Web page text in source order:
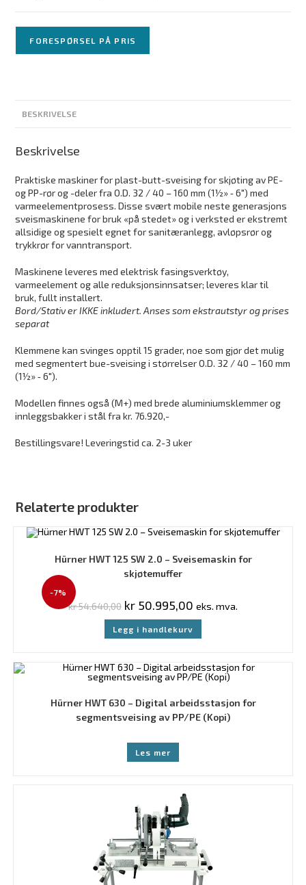
FORESPØRSEL PÅ PRIS
BESKRIVELSE
Beskrivelse
Praktiske maskiner for plast-butt-sveising for skjøting av PE-
og PP-rør og -deler fra O.D. 32 / 40 – 160 mm (1½» ‑ 6″) med
varmeelementprosess. Disse svært mobile neste generasjons
sveismaskinene for bruk «på stedet» og i verksted er ekstremt
allsidige og spesielt egnet for sanitæranlegg, avløpsrør og
trykkrør for vanntransport.
Maskinene leveres med elektrisk fasingsverktøy,
varmeelement og alle reduksjonsinnsatser; leveres klar til
bruk, fullt installert.
Bord/Stativ er IKKE inkludert. Anses som ekstrautstyr og prises
separat
Klemmene kan svinges opptil 15 grader, noe som gjør det mulig
med segmentert bue-sveising i størrelser O.D. 32 / 40 – 160 mm
(1½» ‑ 6″).
Modellen finnes også (M+) med brede aluminiumsklemmer og
innleggsbakker i stål fra kr. 76.920,-
Bestillingsvare! Leveringstid ca. 2-3 uker
Relaterte produkter
-7%
Hürner HWT 125 SW 2.0 – Sveisemaskin for
skjøtemuffer
kr54.640,00 kr 50.995,00 eks. mva.
Legg i handlekurv
Hürner HWT 630 – Digital arbeidsstasjon for
segmentsveising av PP/PE (Kopi)
Les mer